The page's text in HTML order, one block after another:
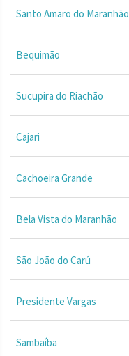
Santo Amaro do Maranhão
Bequimão
Sucupira do Riachão
Cajari
Cachoeira Grande
Bela Vista do Maranhão
São João do Carú
Presidente Vargas
Sambaíba